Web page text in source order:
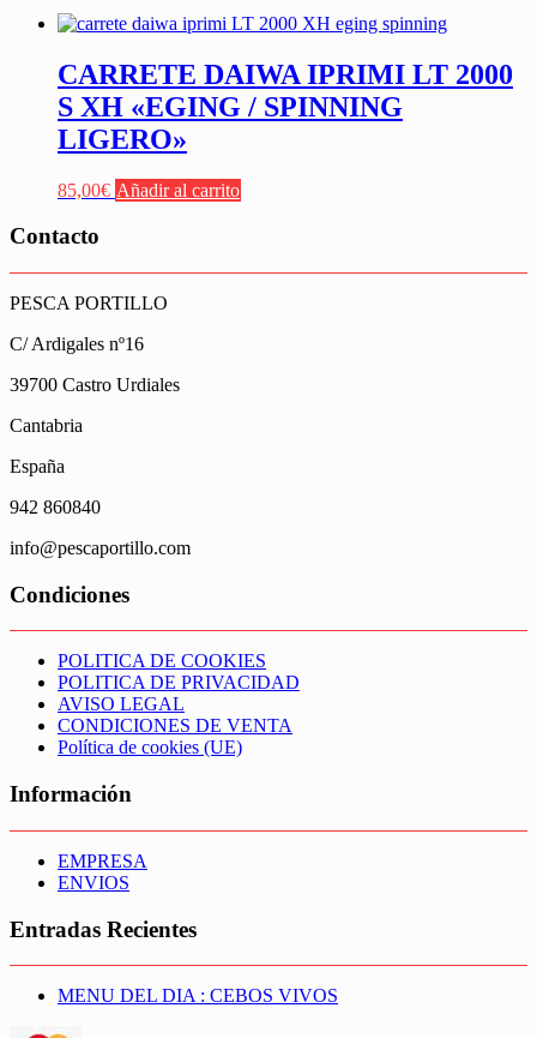
CARRETE DAIWA IPRIMI LT 2000
S XH «EGING / SPINNING
LIGERO»
85,00€ Añadir al carrito
Contacto
PESCA PORTILLO
C/ Ardigales nº16
39700 Castro Urdiales
Cantabria
España
942 860840
info@pescaportillo.com
Condiciones
POLITICA DE COOKIES
POLITICA DE PRIVACIDAD
AVISO LEGAL
CONDICIONES DE VENTA
Política de cookies (UE)
Información
EMPRESA
ENVIOS
Entradas Recientes
MENU DEL DIA : CEBOS VIVOS